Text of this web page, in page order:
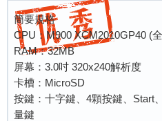
簡要規格
CPU：M900 XCM2010GP40 (
RAM：32MB
屏幕：3.0吋 320x240解析度
卡槽：MicroSD
按鍵：十字鍵、4顆按鍵、Start
量鍵